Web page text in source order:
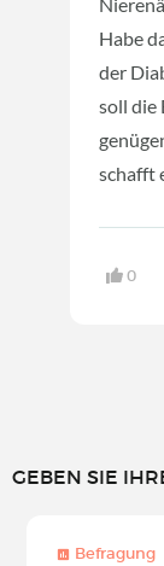
Habe
der
soll die
schafft
0
GEBEN SIE
Befragung